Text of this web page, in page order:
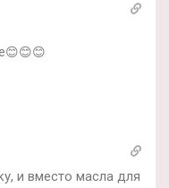
и вместо масла для